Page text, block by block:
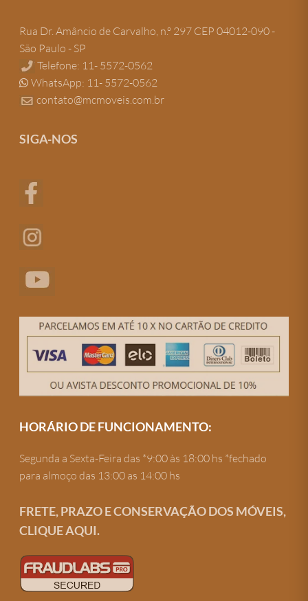
Rua Dr. Amâncio de Carvalho, n.º 297 CEP 04012-090 -
São Paulo - SP
Telefone: 11- 5572-0562
WhatsApp: 11- 5572-0562
contato@mcmoveis.com.br
SIGA-NOS
HORÁRIO DE FUNCIONAMENTO:
Segunda a Sexta-Feira das *9:00 às 18:00 hs *fechado
para almoço das 13:00 as 14:00 hs
FRETE, PRAZO E CONSERVAÇÃO DOS MÓVEIS,
CLIQUE AQUI.